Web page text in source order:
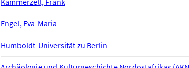
Engel, Eva-Maria
Humboldt-Universität zu Berlin